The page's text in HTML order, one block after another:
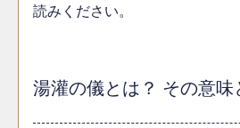
読みください。
湯灌の儀とは？ その意味